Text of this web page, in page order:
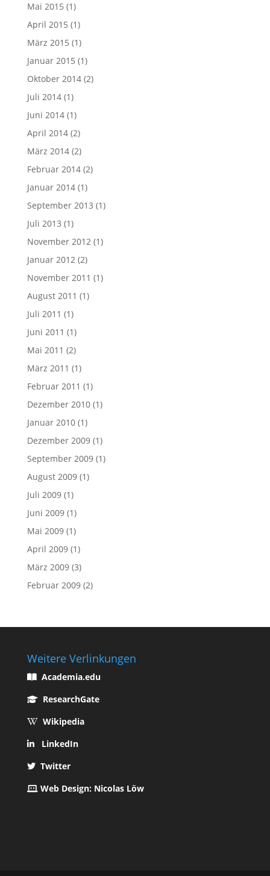
Mai 2015 (1)
April 2015 (1)
März 2015 (1)
Januar 2015 (1)
Oktober 2014(2)
Juli 2014(1)
Juni 2014(1)
April 2014(2)
März 2014(2)
Februar 2014(2)
Januar 2014(1)
September 2013 (1)
Juli 2013 (1)
November 2012(1)
Januar 2012(2)
November 2011 (1)
August 2011 (1)
Juli 2011 (1)
Juni 2011 (1)
Mai 2011 (2)
März 2011 (1)
Februar 2011 (1)
Dezember 2010(1)
Januar 2010(1)
Dezember 2009(1)
September 2009(1)
August 2009(1)
Juli 2009(1)
Juni 2009(1)
Mai 2009(1)
April 2009(1)
März 2009(3)
Februar 2009(2)
Weitere Verlinkungen
Academia.edu
ResearchGate
Wikipedia
LinkedIn
Twitter
Web Design: Nicolas Löw